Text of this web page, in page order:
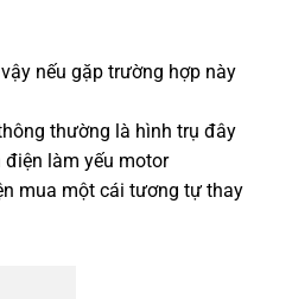
nếu gặp trường hợp này
thường là hình trụ đây
điện làm yếu motor
mua một cái tương tự thay